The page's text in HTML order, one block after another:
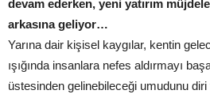
devam ederken, yeni yatırım
arkasına geliyor…
Yarına dair kişisel kaygılar, kentin
ışığında insanlara nefes aldırmayı
üstesinden gelinebileceği umudunu diri